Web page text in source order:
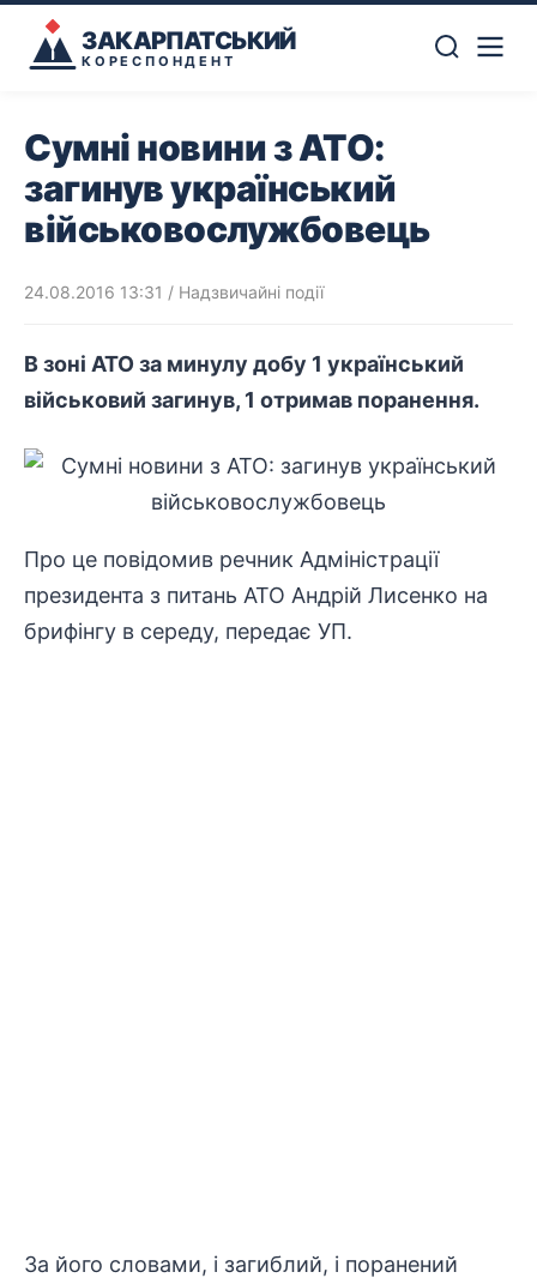
ЗАКАРПАТСЬКИЙ
КОРЕСПОНДЕНТ
Сумні новини з АТО:
загинув український
військовослужбовець
24.08.2016 13:31 / Надзвичайні події
В зоні АТО за минулу добу 1 український
військовий загинув, 1 отримав поранення.
Про це повідомив речник Адміністрації
президента з питань АТО Андрій Лисенко на
брифінгу в середу, передає УП.
За його словами, і загиблий, і поранений